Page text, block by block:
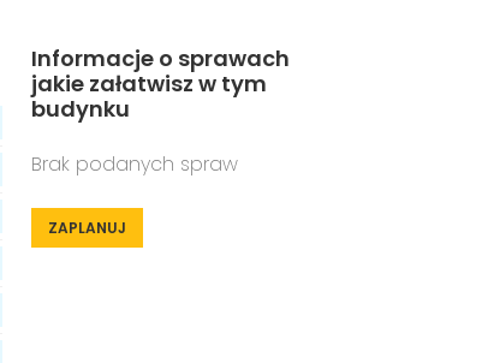
Informacje o sprawach
jakie załatwisz w tym
budynku
Brak podanych spraw
ZAPLANUJ